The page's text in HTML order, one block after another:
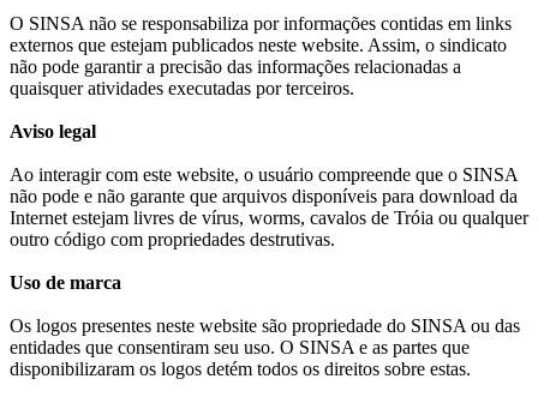
O SINSA não se responsabiliza por informações contidas em links
externos que estejam publicados neste website. Assim, o sindicato
não pode garantir a precisão das informações relacionadas a
quaisquer atividades executadas por terceiros.​
Aviso legal
Ao interagir com este website, o usuário compreende que o SINSA
não pode e não garante que arquivos disponíveis para download da
Internet estejam livres de vírus, worms, cavalos de Tróia ou qualquer
outro código com propriedades destrutivas.
Uso de marca
Os logos presentes neste website são propriedade do SINSA ou das
entidades que consentiram seu uso. O SINSA e as partes que
disponibilizaram os logos detém todos os direitos sobre estas.